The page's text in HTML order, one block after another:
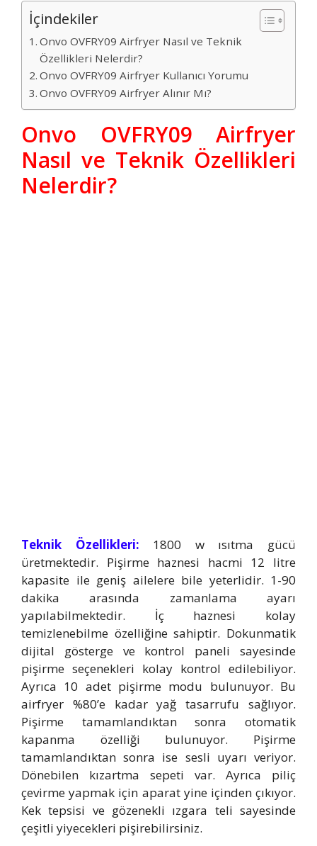
İçindekiler
Onvo OVFRY09 Airfryer Nasıl ve Teknik
Özellikleri Nelerdir?
Onvo OVFRY09 Airfryer Kullanıcı Yorumu
Onvo OVFRY09 Airfryer Alınır Mı?
Onvo OVFRY09 Airfryer
Nasıl ve Teknik Özellikleri
Nelerdir?
Teknik Özellikleri: 1800 w ısıtma gücü
üretmektedir. Pişirme haznesi hacmi 12 litre
kapasite ile geniş ailelere bile yeterlidir. 1-90
dakika arasında zamanlama ayarı
yapılabilmektedir. İç haznesi kolay
temizlenebilme özelliğine sahiptir. Dokunmatik
dijital gösterge ve kontrol paneli sayesinde
pişirme seçenekleri kolay kontrol edilebiliyor.
Ayrıca 10 adet pişirme modu bulunuyor. Bu
airfryer %80’e kadar yağ tasarrufu sağlıyor.
Pişirme tamamlandıktan sonra otomatik
kapanma özelliği bulunuyor. Pişirme
tamamlandıktan sonra ise sesli uyarı veriyor.
Dönebilen kızartma sepeti var. Ayrıca piliç
çevirme yapmak için aparat yine içinden çıkıyor.
Kek tepsisi ve gözenekli ızgara teli sayesinde
çeşitli yiyecekleri pişirebilirsiniz.